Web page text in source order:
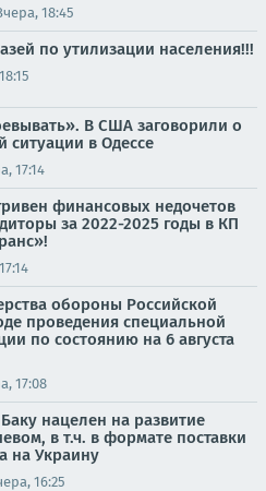
18:45
по утилизации населения!!!
В США заговорили о
ситуации в Одессе
17:14
финансовых недочетов
за 2022-2025 годы в КП
обороны Российской
проведения специальной
по состоянию на 6 августа
17:08
нацелен на развитие
в т.ч. в формате поставки
на Украину
16:25